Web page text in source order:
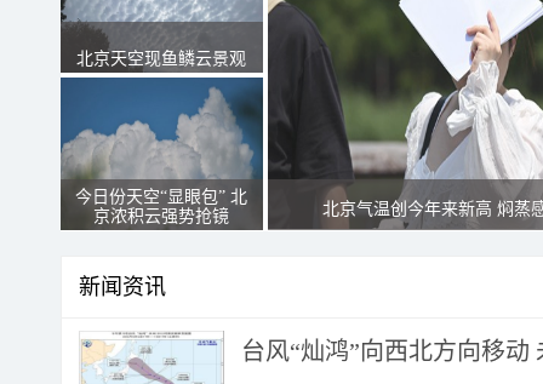
北京天空现鱼鳞云景观
今日份天空“显眼包” 北
京浓积云强势抢镜
北京气温创今年来新高 焖蒸
新闻资讯
台风“灿鸿”向西北方向移动